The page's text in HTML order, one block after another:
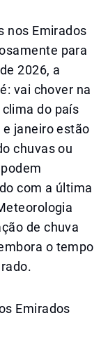
nos Emirados
para
2026, a
vai chover na
do país
janeiro estão
chuvas ou
com a última
de chuva
o tempo
Emirados